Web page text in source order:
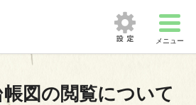
メニュー
図の閲覧について